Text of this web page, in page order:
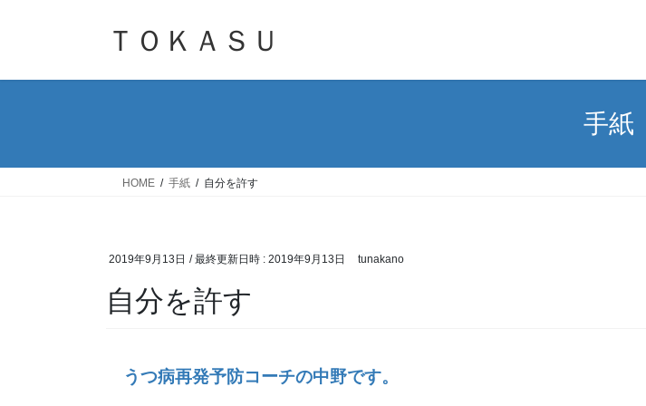
ＴＯＫＡＳＵ
手紙
HOME 手紙 自分を許す
2019年9月13日 / 最終更新日時 : 2019年9月13日 tunakano
自分を許す
うつ病再発予防コーチの中野です。